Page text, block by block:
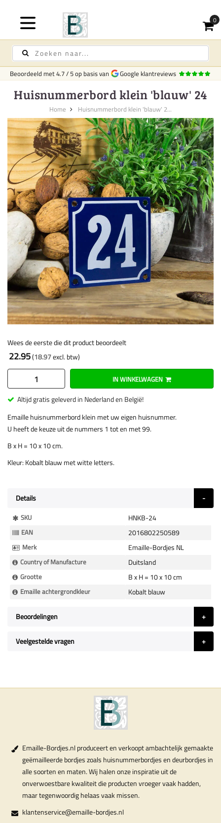
Beoordeeld met4.7/5op basis van Google klantreviews
Huisnummerbord klein 'blauw' 24
Home Huisnummerbord klein 'blauw' 2...
Wees de eerste die dit product beoordeelt
22.95 18.97
IN WINKELWAGEN
Altijd gratis geleverd in Nederland en België!
Emaille huisnummerbord klein met uw eigen huisnummer.
U heeft de keuze uit de nummers 1 tot en met 99.
B x H = 10 x 10 cm.
Kleur: Kobalt blauw met witte letters.
Details
Meer
Informatie
SKU HNKB-24
EAN 2016802250589
Merk Emaille-Bordjes NL
Country of Manufacture Duitsland
Grootte B x H = 10 x 10 cm
Emaille achtergrondkleur Kobalt blauw
Beoordelingen
Veelgestelde vragen
Emaille-Bordjes.nl produceert en verkoopt ambachtelijk gemaakte
geëmailleerde bordjes zoals huisnummerbordjes en deurbordjes in
alle soorten en maten. Wij halen onze inspiratie uit de
onverwoestbare kwaliteit die producten vroeger vaak hadden,
maar tegenwoordig helaas vaak missen.
klantenservice@emaille-bordjes.nl